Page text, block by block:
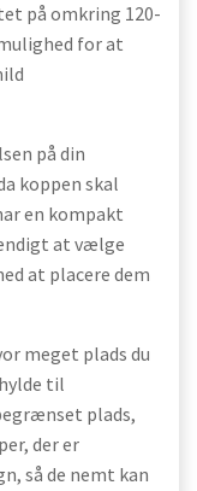
på omkring 120-
for at
på din
koppen skal
en kompakt
at vælge
at placere dem
meget plads du
til
plads,
der er
så de nemt kan